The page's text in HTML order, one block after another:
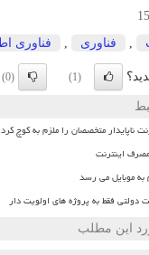
فناوری فناوری
(1)
(0)
ناپایدار متخصصان را ملزم به کوچ کرد
اینترنت
به موبایل می رسد
دولتی فقط به پروژه های اولویت دار
این مطلب